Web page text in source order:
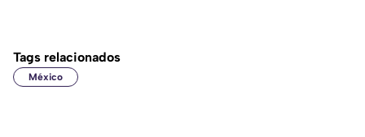
Tags relacionados
México